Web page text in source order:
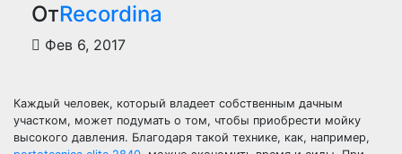
ОтRecordina
Фев 6, 2017
Каждый человек, который владеет собственным дачным
участком, может подумать о том, чтобы приобрести мойку
высокого давления. Благодаря такой технике, как, например,